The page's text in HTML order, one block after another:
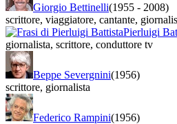
Giorgio Bettinelli(1955 - 2008)
scrittore, viaggiatore, cantante,
Pierluigi
giornalista, scrittore, conduttore tv
Beppe Severgnini(1956)
scrittore, giornalista
Federico Rampini(1956)